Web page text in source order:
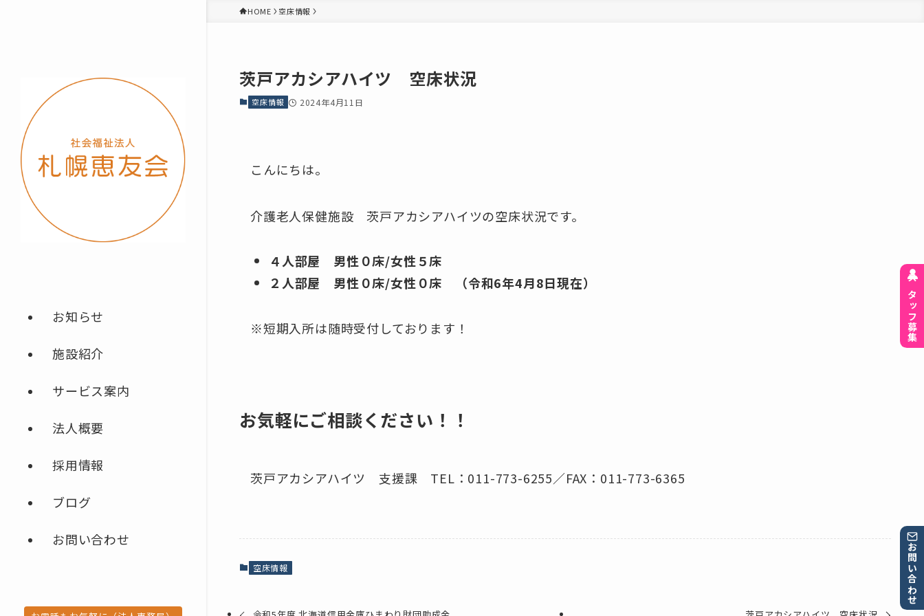
お知らせ
施設紹介
サービス案内
法人概要
採用情報
ブログ
お問い合わせ
HOME 空床情報
茨戸アカシアハイツ 空床状況
空床情報 2024年4月11日
こんにちは。
介護老人保健施設 茨戸アカシアハイツの空床状況です。
４人部屋 男性０床/女性５床
２人部屋 男性０床/女性０床 （令和6年4月8日現在）
※短期入所は随時受付しております！
お気軽にご相談ください！！
茨戸アカシアハイツ 支援課 TEL：011-773-6255／FAX：011-773-6365
空床情報
スタッフ募集
お問い合わせ